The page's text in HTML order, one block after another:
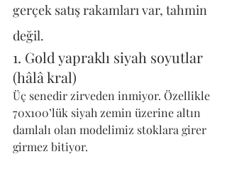
gerçek satış rakamları var, tahmin
değil.
1. Gold yapraklı siyah soyutlar
(hâlâ kral)
Üç senedir zirveden inmiyor. Özellikle
70x100’lük siyah zemin üzerine altın
damlalı olan modelimiz stoklara girer
girmez bitiyor.